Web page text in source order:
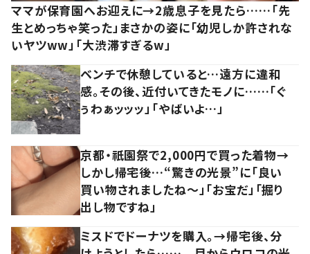
ママが保育園へお迎えに→2歳息子を見たら……「先
生とめっちゃ笑った」まさかの姿に「幼児しか許されな
いヤツww」「大渋滞すぎるw」
ベンチで休憩していると…遠方に違和
感。その後、近付いてきたモノに……「ぐ
ぅわぁッッッ」「やばいよ…」
京都・祇園祭で2,000円で買った着物→
しかし帰宅後…“驚きの光景”に「良い
買い物されましたね～」「お宝だ」「掘り
出し物ですね」
ミスドでドーナツを購入。→帰宅後、分